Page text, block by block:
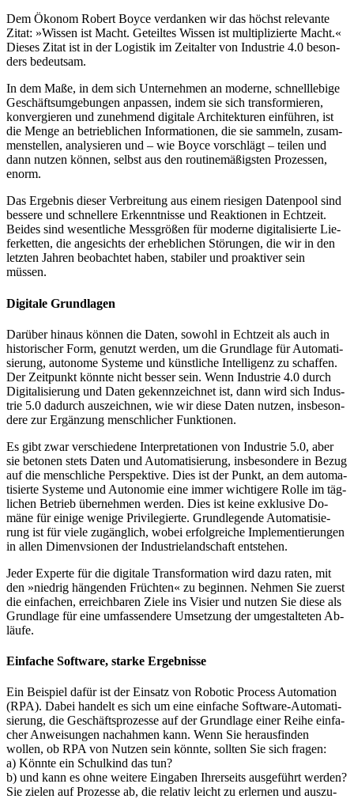
Dem Ökonom Robert Boyce ver­dan­ken wir das höchst re­le­vante
Zitat: »Wissen ist Macht. Ge­teil­tes Wissen ist mu­lt­ipli­zierte Macht.«
Dieses Zitat ist in der Lo­gis­tik im Zeit­alter von Indus­trie 4.0 be­son­
ders be­deut­sam.
In dem Maße, in dem sich Un­ter­neh­men an mo­derne, schnell­le­bige
Ge­schäfts­um­ge­bungen an­pas­sen, indem sie sich trans­for­mie­ren,
kon­ver­gie­ren und zu­neh­mend di­gi­tale Ar­chi­tek­tu­ren einführen, ist
die Menge an be­trieb­li­chen I­nfor­ma­tio­nen, die sie sam­meln, zu­sam­
men­ste­llen, ana­ly­sieren und – wie Boyce vor­schlägt – teilen und
dann nut­zen kön­nen, selbst aus den rou­tine­mä­ßigsten Pro­zes­sen,
enorm.
Das Ergebnis dieser Verbrei­tung aus einem rie­si­gen Daten­pool sind
bes­se­re und schnel­le­re Er­kennt­nis­se und Reak­tio­nen in Echt­zeit.
Beides sind wesent­li­che Mess­grö­ßen für mo­derne digi­ta­li­sierte Lie­
fer­ket­ten, die an­ge­sichts der er­heb­li­chen Stö­run­gen, die wir in den
letz­ten Jah­ren beo­bach­tet haben, sta­biler und pro­ak­tiver sein
müssen.
Digitale Grundlagen
Darüber hinaus können die Daten, sowohl in Echt­zeit als auch in
his­to­ri­scher Form, ge­nutzt werden, um die Grund­lage für Auto­ma­ti­
sie­rung, auto­no­me Sys­teme und künst­liche Intelli­genz zu schaf­fen.
Der Zeit­punkt könnte nicht besser sein. Wenn In­dus­trie 4.0 durch
Digi­ta­li­sie­rung und Da­ten ge­kenn­zeich­net ist, dann wird sich In­dus­
trie 5.0 da­durch aus­zeich­nen, wie wir diese Daten nut­zen, ins­be­son­
dere zur Er­gän­zung mensch­li­cher Funk­tionen.
Es gibt zwar verschiedene In­ter­pre­ta­tio­nen von In­dus­trie 5.0, aber
sie be­tonen stets Daten und Auto­ma­ti­sier­ung, ins­be­son­dere in Bezug
auf die mensch­li­che Pers­pek­tive. Dies ist der Punkt, an dem auto­ma­
ti­sier­te Sys­teme und Auto­no­mie eine im­mer wicht­ige­re Rolle im täg­
li­chen Be­trieb über­neh­men werden. Dies ist keine ex­klu­sive Do­
mäne für ei­ni­ge we­nige Pri­vi­le­gierte. Grund­le­gende Au­to­ma­ti­sie­
rung ist für viele zu­gäng­lich, wobei er­folg­rei­che Im­ple­men­tie­rungen
in allen Di­menvsio­nen der In­dus­trie­land­schaft ent­stehen.
Jeder Experte für die digitale Trans­for­ma­tion wird dazu raten, mit
den »nie­drig hän­gen­den Früch­ten« zu be­gin­nen. Nehmen Sie zuerst
die ein­fa­chen, er­reich­ba­ren Ziele ins Visier und nutzen Sie diese als
Grund­lage für eine um­fas­sen­dere Um­set­zung der um­ge­stal­teten Ab­
läufe.
Einfache Software, starke Ergebnisse
Ein Beispiel dafür ist der Einsatz von Ro­bo­tic Pro­cess Auto­ma­tion
(RPA). Dabei han­delt es sich um eine ein­fache Soft­ware-Auto­ma­ti­
sie­rung, die Ge­schäfts­pro­zesse auf der Grund­lage einer Reihe ein­fa­
cher An­wei­sungen nach­ah­men kann. Wenn Sie he­raus­fin­den
wollen, ob RPA von Nut­zen sein könnte, sollten Sie sich fragen:
a) Könnte ein Schulkind das tun?
b) und kann es ohne weitere Ein­ga­ben Ihrer­seits aus­ge­führt werden?
Sie zielen auf Prozesse ab, die relativ leicht zu er­ler­nen und aus­zu­